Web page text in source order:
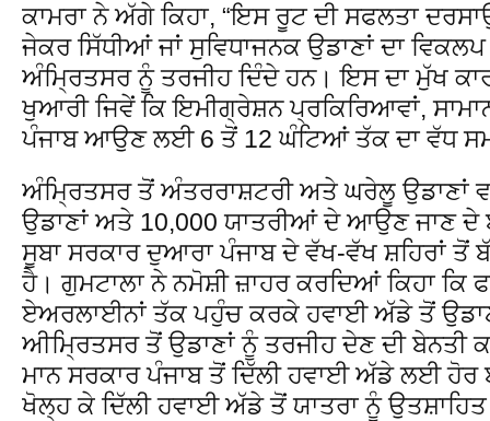
ਕਾਮਰਾ ਨੇ ਅੱਗੇ ਕਿਹਾ, “ਇਸ ਰੂਟ ਦੀ ਸਫਲਤਾ
ਜੇਕਰ ਸਿੱਧੀਆਂ ਜਾਂ ਸੁਵਿਧਾਜਨਕ ਉਡਾਣਾਂ ਦਾ ਵਿਕਲਪ
ਅੰਮ੍ਰਿਤਸਰ ਨੂੰ ਤਰਜੀਹ ਦਿੰਦੇ ਹਨ। ਇਸ ਦਾ ਮੁੱਖ
ਖੁਆਰੀ ਜਿਵੇਂ ਕਿ ਇਮੀਗ੍ਰੇਸ਼ਨ ਪ੍ਰਕਿਰਿਆਵਾਂ,
ਪੰਜਾਬ ਆਉਣ ਲਈ 6 ਤੋਂ 12 ਘੰਟਿਆਂ ਤੱਕ ਦਾ ਵੱਧ
ਅੰਮ੍ਰਿਤਸਰ ਤੋਂ ਅੰਤਰਰਾਸ਼ਟਰੀ ਅਤੇ ਘਰੇਲੂ ਉਡਾਣਾਂ
ਉਡਾਣਾਂ ਅਤੇ 10,000 ਯਾਤਰੀਆਂ ਦੇ ਆਉਣ ਜਾਣ ਦੇ
ਸੂਬਾ ਸਰਕਾਰ ਦੁਆਰਾ ਪੰਜਾਬ ਦੇ ਵੱਖ-ਵੱਖ ਸ਼ਹਿਰਾਂ ਤੋਂ
ਹੈ। ਗੁਮਟਾਲਾ ਨੇ ਨਮੋਸ਼ੀ ਜ਼ਾਹਰ ਕਰਦਿਆਂ ਕਿਹਾ
ਏਅਰਲਾਈਨਾਂ ਤੱਕ ਪਹੁੰਚ ਕਰਕੇ ਹਵਾਈ ਅੱਡੇ ਤੋਂ
ਅੀਮ੍ਰਿਤਸਰ ਤੋਂ ਉਡਾਣਾਂ ਨੂੰ ਤਰਜੀਹ ਦੇਣ ਦੀ
ਮਾਨ ਸਰਕਾਰ ਪੰਜਾਬ ਤੋਂ ਦਿੱਲੀ ਹਵਾਈ ਅੱਡੇ ਲਈ
ਖੋਲ੍ਹ ਕੇ ਦਿੱਲੀ ਹਵਾਈ ਅੱਡੇ ਤੋਂ ਯਾਤਰਾ ਨੂੰ